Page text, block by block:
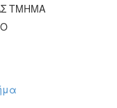
ΤΜΗΜΑ